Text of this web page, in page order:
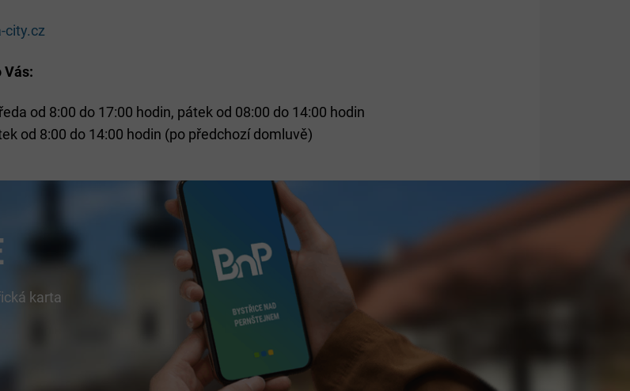
city.cz
Vás:
od 8:00 do 17:00 hodin, pátek od 08:00 do 14:00 hodin
od 8:00 do 14:00 hodin (po předchozí domluvě)
karta